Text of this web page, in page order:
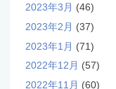
2023年3月 (46)
2023年2月 (37)
2023年1月 (71)
2022年12月 (57)
2022年11月 (60)